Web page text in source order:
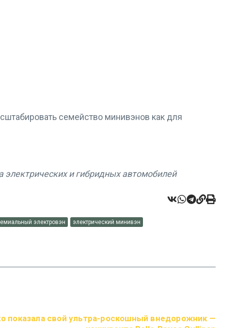
семейство минивэнов как для
и гибридных автомобилей
электровэн
электрический минивэн
показала свой ультра-роскошный внедорожник —